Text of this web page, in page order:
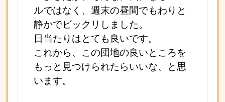
ルではなく、週末の昼間でもわりと
静かでビックリしました。
日当たりはとても良いです。
これから、この団地の良いところを
もっと見つけられたらいいな、と思
います。